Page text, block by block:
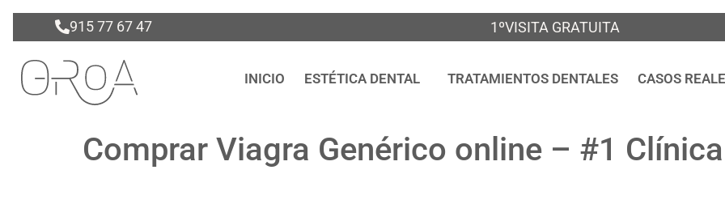
915 77 67 47 1ºVISITA GRATUITA
INICIO ESTÉTICA DENTAL TRATAMIENTOS DENTALES CASOS
Comprar Viagra Genérico online – #1